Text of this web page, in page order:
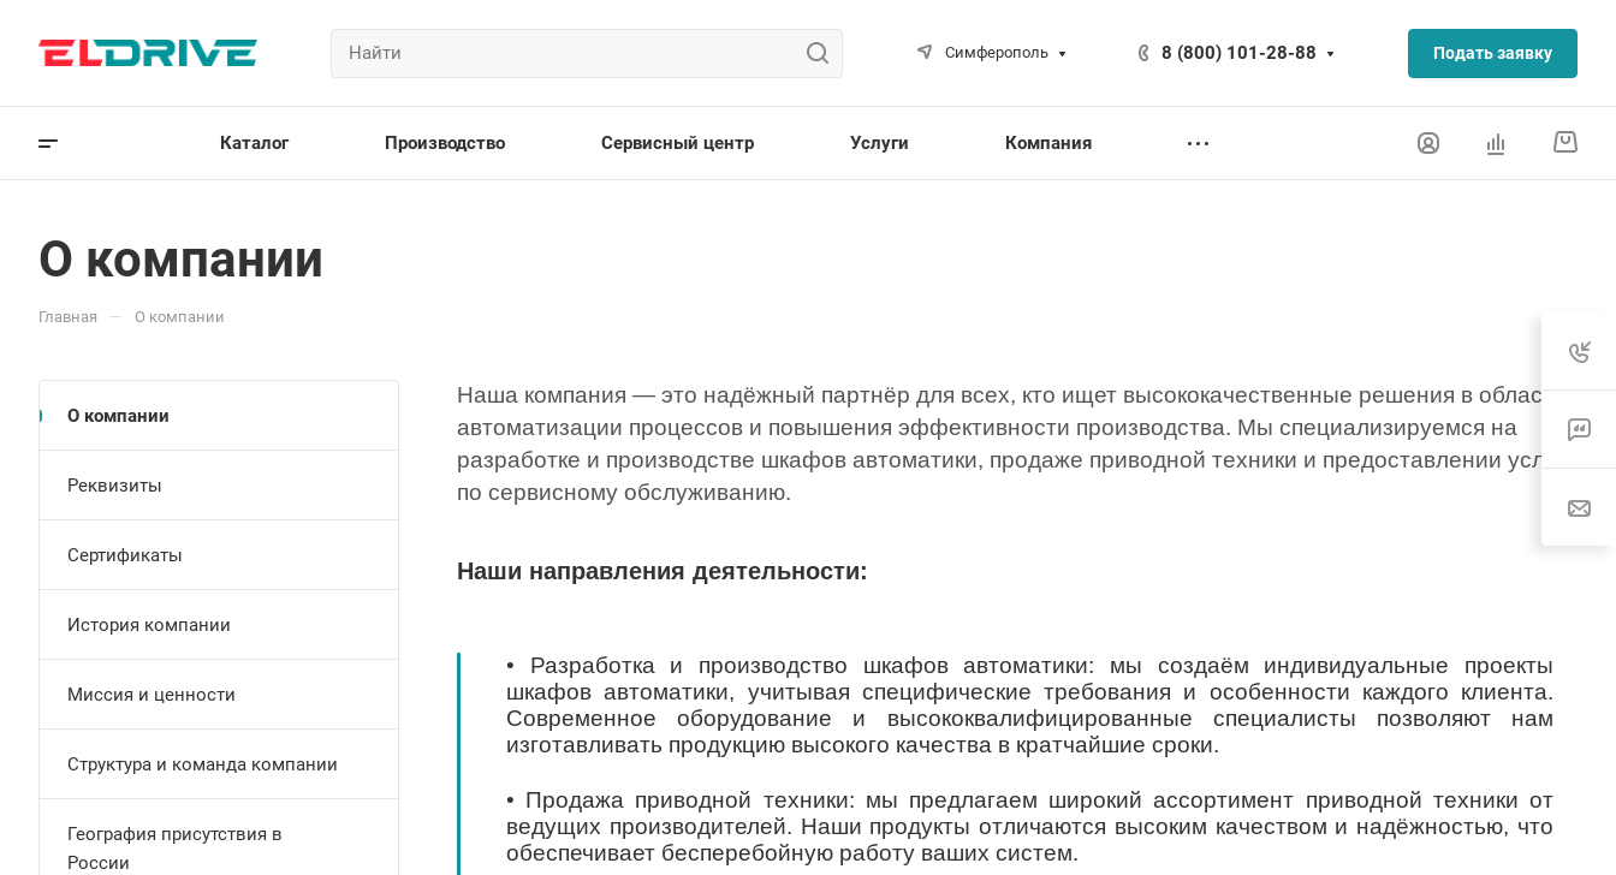
Симферополь 8 (800) 101-28-88 Подать заявку
Каталог Производство Сервисный центр Услуги Компания
О компании
Главная — О компании
Наша компания — это надёжный партнёр для всех, кто ищет высококачественные решения в области
автоматизации процессов и повышения эффективности производства. Мы специализируемся на
разработке и производстве шкафов автоматики, продаже приводной техники и предоставлении услуг
по сервисному обслуживанию.
Наши направления деятельности:
• Разработка и производство шкафов автоматики: мы создаём индивидуальные проекты
шкафов автоматики, учитывая специфические требования и особенности каждого клиента.
Современное оборудование и высококвалифицированные специалисты позволяют нам
изготавливать продукцию высокого качества в кратчайшие сроки.
• Продажа приводной техники: мы предлагаем широкий ассортимент приводной техники от
ведущих производителей. Наши продукты отличаются высоким качеством и надёжностью, что
обеспечивает бесперебойную работу ваших систем.
О компании
Реквизиты
Сертификаты
История компании
Миссия и ценности
Структура и команда компании
География присутствия в
России